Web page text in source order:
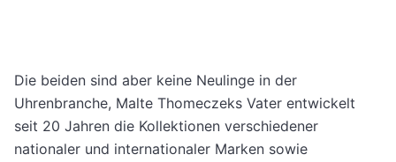
Die beiden sind aber keine Neulinge in der
Uhrenbranche, Malte Thomeczeks Vater entwickelt
seit 20 Jahren die Kollektionen verschiedener
nationaler und internationaler Marken sowie